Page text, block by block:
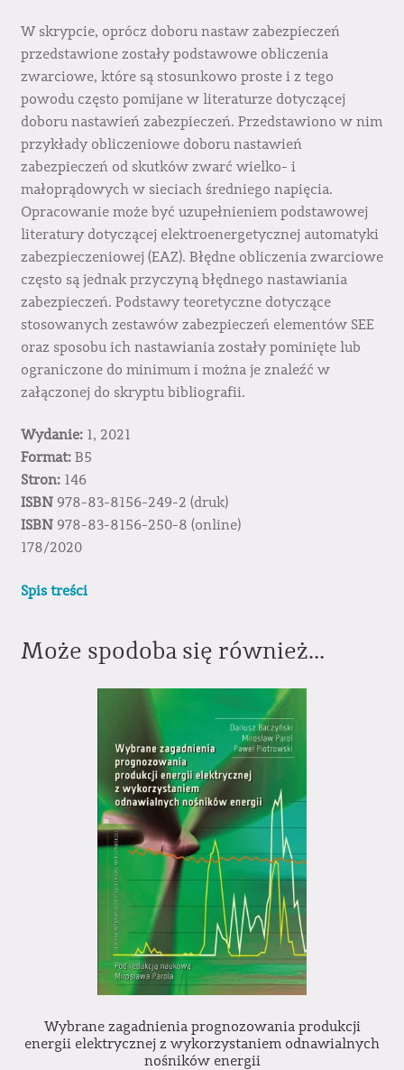
W skrypcie, oprócz doboru nastaw zabezpieczeń
przedstawione zostały podstawowe obliczenia
zwarciowe, które są stosunkowo proste i z tego
powodu często pomijane w literaturze dotyczącej
doboru nastawień zabezpieczeń. Przedstawiono w nim
przykłady obliczeniowe doboru nastawień
zabezpieczeń od skutków zwarć wielko- i
małoprądowych w sieciach średniego napięcia.
Opracowanie może być uzupełnieniem podstawowej
literatury dotyczącej elektroenergetycznej automatyki
zabezpieczeniowej (EAZ). Błędne obliczenia zwarciowe
często są jednak przyczyną błędnego nastawiania
zabezpieczeń. Podstawy teoretyczne dotyczące
stosowanych zestawów zabezpieczeń elementów SEE
oraz sposobu ich nastawiania zostały pominięte lub
ograniczone do minimum i można je znaleźć w
załączonej do skryptu bibliografii.
Wydanie: 1, 2021
Format:B5
Stron:146
ISBN 978-83-8156-249-2 (druk)
ISBN 978-83-8156-250-8 (online)
178/2020
Spis treści
Może spodoba się również…
Wybrane zagadnienia prognozowania produkcji
energii elektrycznej z wykorzystaniem odnawialnych
nośników energii